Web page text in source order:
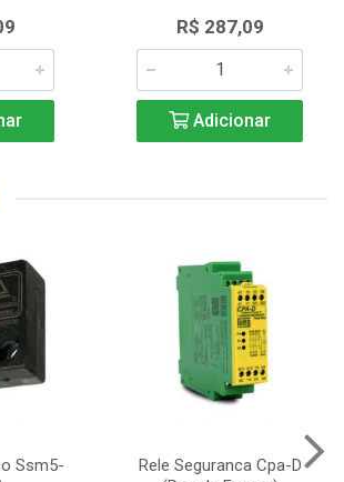
R$ 287,09
Adicionar
Ssm5-
Rele Seguranca Cpa-D